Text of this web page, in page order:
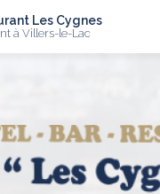
Les Cygnes
à Villers-le-Lac